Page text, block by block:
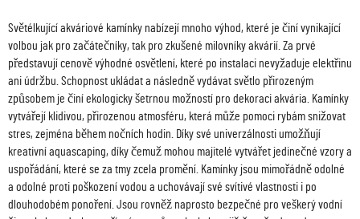
Světélkující akváriové kamínky nabízejí mnoho výhod, které je činí vynikající
volbou jak pro začátečníky, tak pro zkušené milovníky akvárií. Za prvé
představují cenově výhodné osvětlení, které po instalaci nevyžaduje elektřinu
ani údržbu. Schopnost ukládat a následně vydávat světlo přirozeným
způsobem je činí ekologicky šetrnou možností pro dekoraci akvária. Kamínky
vytvářejí klidivou, přirozenou atmosféru, která může pomoci rybám snižovat
stres, zejména během nočních hodin. Díky své univerzálnosti umožňují
kreativní aquascaping, díky čemuž mohou majitelé vytvářet jedinečné vzory a
uspořádání, které se za tmy zcela promění. Kamínky jsou mimořádně odolné
a odolné proti poškození vodou a uchovávají své svítivé vlastnosti i po
dlouhodobém ponoření. Jsou rovněž naprosto bezpečné pro veškerý vodní